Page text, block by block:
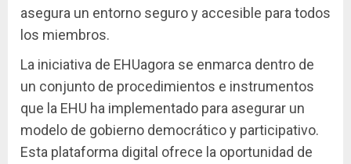
asegura un entorno seguro y accesible para todos
los miembros.
La iniciativa de EHUagora se enmarca dentro de
un conjunto de procedimientos e instrumentos
que la EHU ha implementado para asegurar un
modelo de gobierno democrático y participativo.
Esta plataforma digital ofrece la oportunidad de